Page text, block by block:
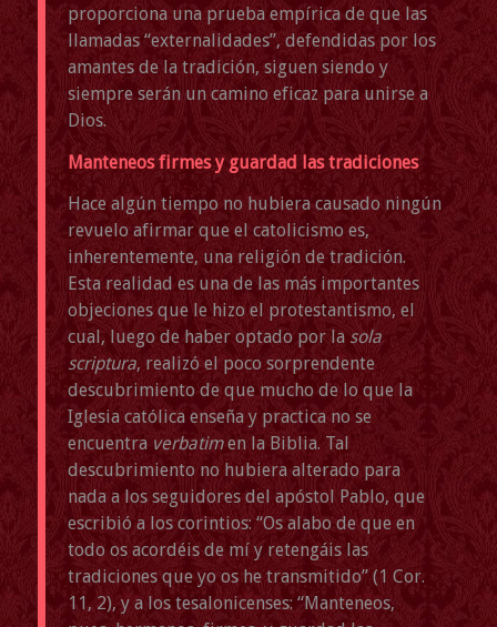
proporciona una prueba empírica de que las
llamadas “externalidades”, defendidas por los
amantes de la tradición, siguen siendo y
siempre serán un camino eficaz para unirse a
Dios.
Manteneos firmes y guardad las tradiciones
Hace algún tiempo no hubiera causado ningún
revuelo afirmar que el catolicismo es,
inherentemente, una religión de tradición.
Esta realidad es una de las más importantes
objeciones que le hizo el protestantismo, el
cual, luego de haber optado por la sola
scriptura, realizó el poco sorprendente
descubrimiento de que mucho de lo que la
Iglesia católica enseña y practica no se
encuentra verbatimen la Biblia. Tal
descubrimiento no hubiera alterado para
nada a los seguidores del apóstol Pablo, que
escribió a los corintios: “Os alabo de que en
todo os acordéis de mí y retengáis las
tradiciones que yo os he transmitido” (1 Cor.
11, 2), y a los tesalonicenses: “Manteneos,